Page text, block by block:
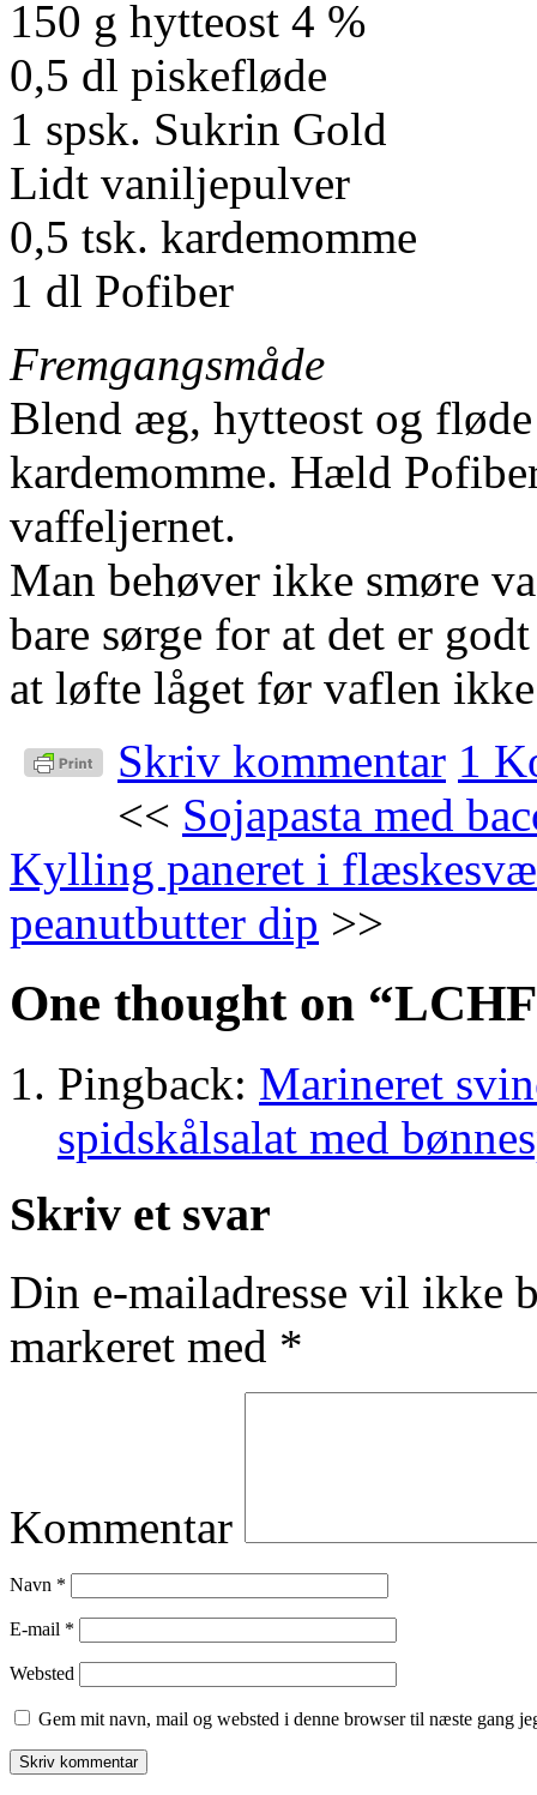
150 g hytteost 4 %
0,5 dl piskefløde
1 spsk. Sukrin Gold
Lidt vaniljepulver
0,5 tsk. kardemomme
1 dl Pofiber
Fremgangsmåde
Blend æg, hytteost og
kardemomme. Hæld
vaffeljernet.
Man behøver ikke smøre
bare sørge for at det er
at løfte låget før vaflen
Skriv kommentar 1
<< Sojapasta med
Kylling paneret i
peanutbutter dip >>
One thought on “
Pingback: Marineret
spidskålsalat med
Skriv et svar
Din e-mailadresse vil ikke
markeret med *
Kommentar
Navn *
E-mail *
Websted
Gem mit navn, mail og websted i denne browser til næste gang